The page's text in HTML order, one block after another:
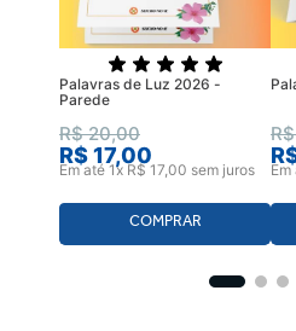
Palavras de Luz 2026 -
Parede
R$ 20,00
R$17,00
Em até 1x R$ 17 00 sem juros
R$
Em